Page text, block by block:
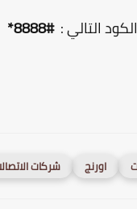
التالي :#8888*
اورنج شركات الاتصالات